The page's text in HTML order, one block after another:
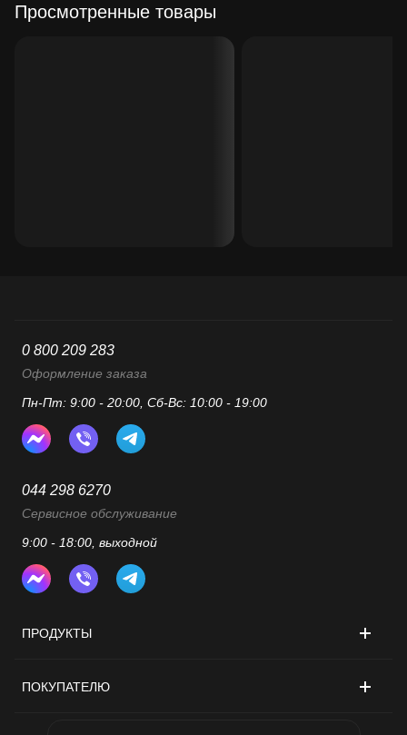
Просмотренные товары
ПРОДУКТЫ
ПОКУПАТЕЛЮ
0 800 209 283
Оформление заказа
Пн-Пт: 9:00 - 20:00, Сб-Вс: 10:00 - 19:00
044 298 6270
Сервисное обслуживание
9:00 - 18:00, выходной